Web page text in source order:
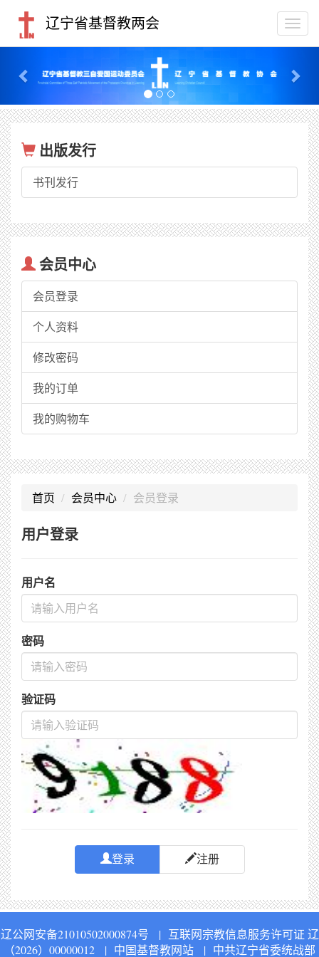
辽宁省基督教两会
出版发行
书刊发行
会员中心
会员登录
个人资料
修改密码
我的订单
我的购物车
首页 会员中心 会员登录
用户登录
用户名
密码
验证码
登录 注册
辽公网安备21010502000874号 | 互联网宗教信息服务许可证 辽
（2026）00000012 | 中国基督教网站 | 中共辽宁省委统战部